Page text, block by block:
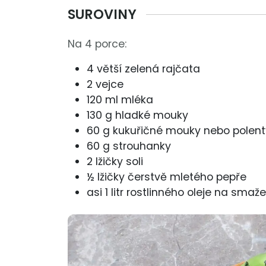
SUROVINY
Na 4 porce:
4 větší zelená rajčata
2 vejce
120 ml mléka
130 g hladké mouky
60 g kukuřičné mouky nebo
60 g strouhanky
2 lžičky soli
½ lžičky čerstvě mletého pepře
asi 1 litr rostlinného oleje na